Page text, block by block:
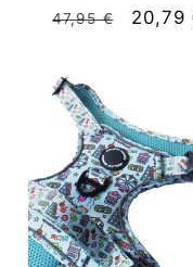
Precio
47,95 €
Precio
20,79